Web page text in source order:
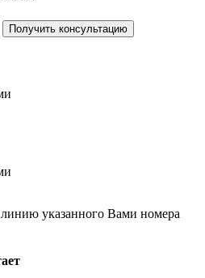
Получить консультацию
указанного Вами номера